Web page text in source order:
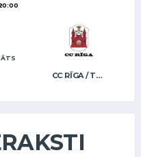
CC RĪGA / TRUKŠĀNS